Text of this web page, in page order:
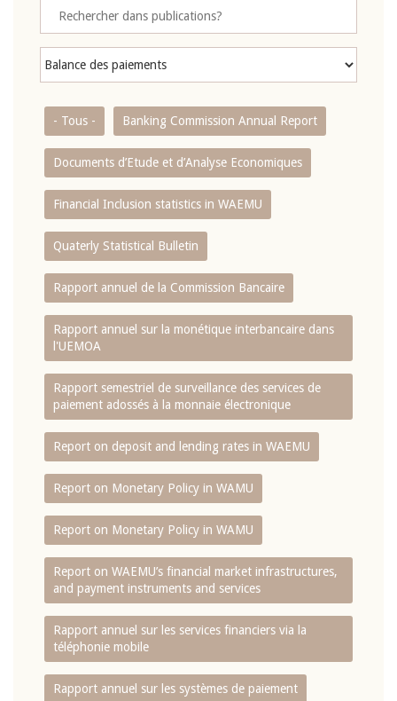
- Tous - Banking Commission Annual Report
Documents d’Etude et d’Analyse Economiques
Financial Inclusion statistics in WAEMU
Quaterly Statistical Bulletin
Rapport annuel de la Commission Bancaire
Rapport annuel sur la monétique interbancaire dans
l'UEMOA
Rapport semestriel de surveillance des services de
paiement adossés à la monnaie électronique
Report on deposit and lending rates in WAEMU
Report on Monetary Policy in WAMU
Report on Monetary Policy in WAMU
Report on WAEMU’s financial market infrastructures,
and payment instruments and services
Rapport annuel sur les services financiers via la
téléphonie mobile
Rapport annuel sur les systèmes de paiement